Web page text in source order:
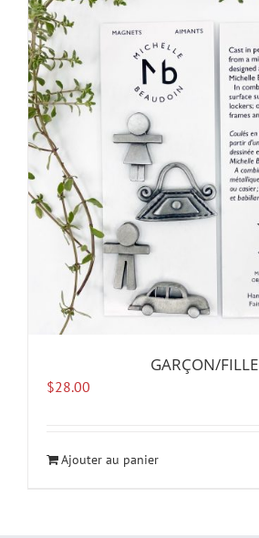
GARÇON/FILLE
$28.00
Ajouter au panier